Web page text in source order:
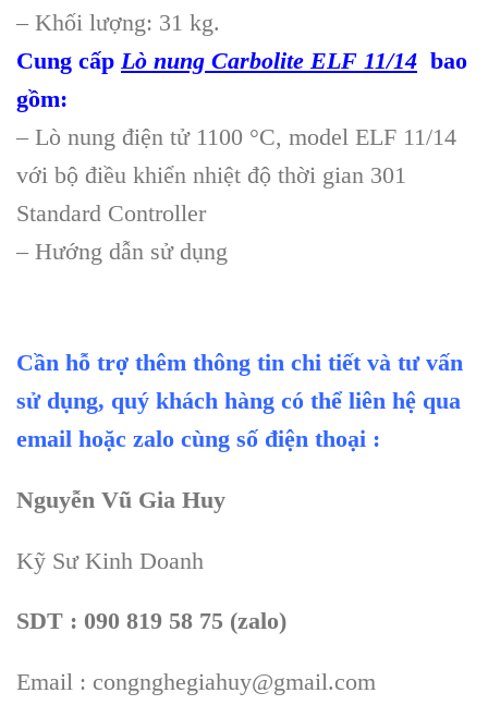
– Khối lượng: 31 kg.
Cung cấp Lò nung Carbolite ELF 11/14 bao
gồm:
– Lò nung điện tử 1100 °C, model ELF 11/14
với bộ điều khiển nhiệt độ thời gian 301
Standard Controller
– Hướng dẫn sử dụng
Cần hỗ trợ thêm thông tin chi tiết và tư vấn
sử dụng, quý khách hàng có thể liên hệ qua
email hoặc zalo cùng số điện thoại :
Nguyễn Vũ Gia Huy
Kỹ Sư Kinh Doanh
SDT : 090 819 58 75 (zalo)
Email : congnghegiahuy@gmail.com